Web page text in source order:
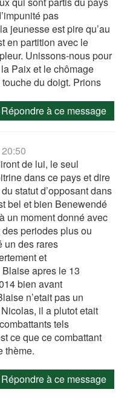
pas
jeunesse est pire qu’au
en partition avec le
Unissons-nous pour
Paix et le chômage
du doigt. Prions
Répondre à ce message
de lui, le seul
dans ce pays et dire
statut d’opposant dans
bel et bien Benewendé
un moment donné avec
periodes plus ou
un des rares
et
apres le 13
bien avant
n’etait pas un
il a plutot etait
tels
ce que ce combattant
thème.
Répondre à ce message